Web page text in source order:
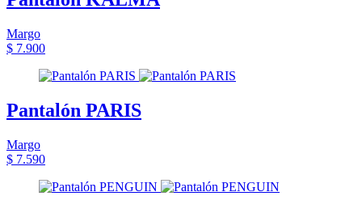
Margo
$ 7.900
Pantalón PARIS
Margo
$ 7.590